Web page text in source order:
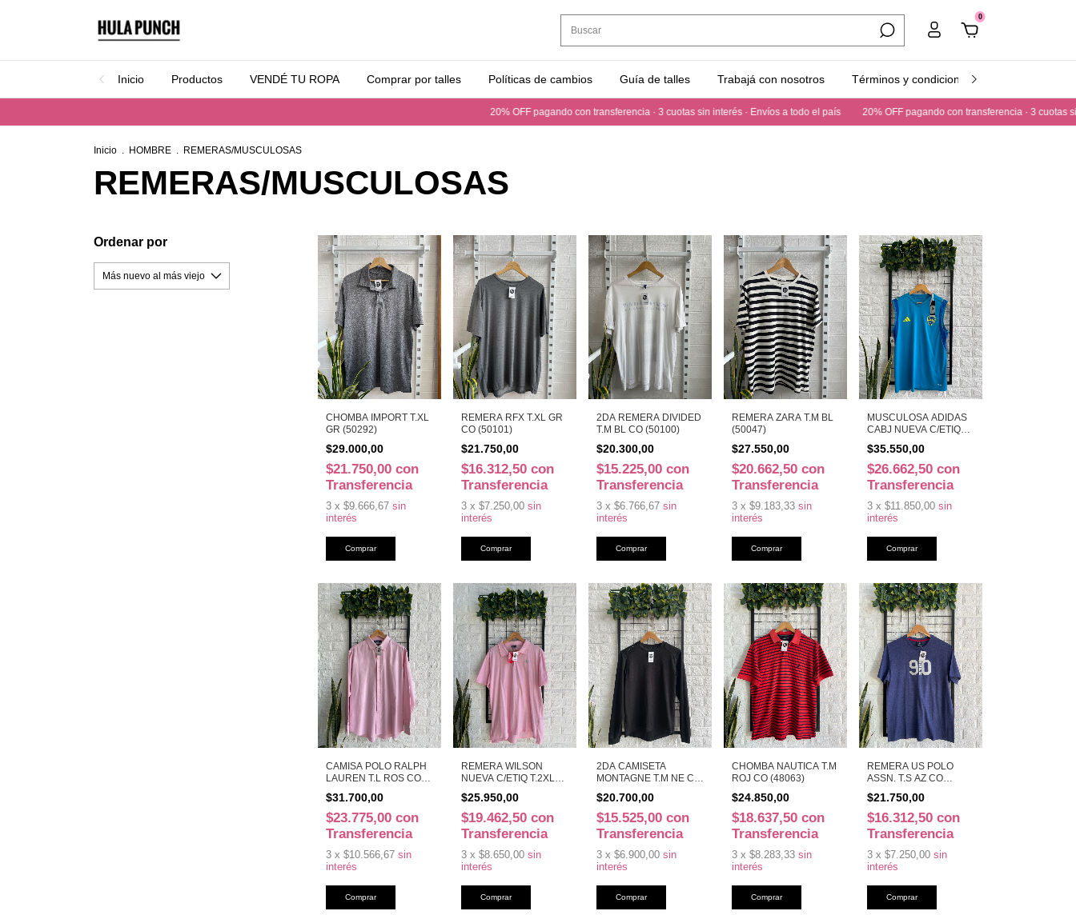
0
Inicio Productos VENDÉ TU ROPA Comprar por talles Políticas de cambios Guía de talles Trabajá con nosotros Términos y condiciones
20% OFF pagando con transferencia · 3 cuotas sin interés · Envíos a todo el país 20% OFF pagando con transferencia · 3 cuotas sin interés ·
Inicio . HOMBRE . REMERAS/MUSCULOSAS
REMERAS/MUSCULOSAS
Ordenar por
CHOMBA IMPORT T.XL
GR (50292)
$29.000,00
$21.750,00 con
Transferencia
3 x $9.666,67 sin
interés
REMERA RFX T.XL GR
CO (50101)
$21.750,00
$16.312,50 con
Transferencia
3 x $7.250,00 sin
interés
2DA REMERA DIVIDED
T.M BL CO (50100)
$20.300,00
$15.225,00 con
Transferencia
3 x $6.766,67 sin
interés
REMERA ZARA T.M BL
(50047)
$27.550,00
$20.662,50 con
Transferencia
3 x $9.183,33 sin
interés
MUSCULOSA ADIDAS
CABJ NUEVA C/ETIQ
T.S CEL (49990)
$35.550,00
$26.662,50 con
Transferencia
3 x $11.850,00 sin
interés
CAMISA POLO RALPH
LAUREN T.L ROS CO
$31.700,00
$23.775,00 con
Transferencia
3 x $10.566,67 sin
interés
REMERA WILSON
NUEVA C/ETIQ T.2XL
$25.950,00
$19.462,50 con
Transferencia
3 x $8.650,00 sin
interés
2DA CAMISETA
MONTAGNE T.M NE CO
$20.700,00
$15.525,00 con
Transferencia
3 x $6.900,00 sin
interés
CHOMBA NAUTICA T.M
ROJ CO (48063)
$24.850,00
$18.637,50 con
Transferencia
3 x $8.283,33 sin
interés
REMERA US POLO
ASSN. T.S AZ CO
$21.750,00
$16.312,50 con
Transferencia
3 x $7.250,00 sin
interés